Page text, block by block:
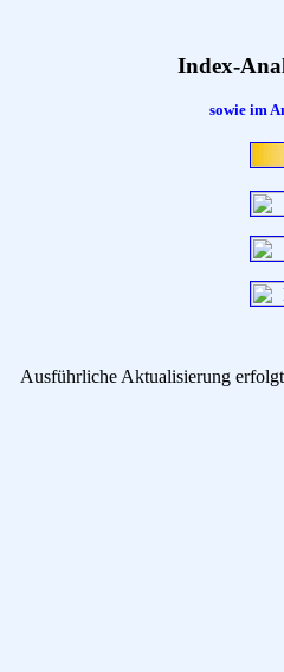
Index-
sowie im
Ausführliche Aktualisierung